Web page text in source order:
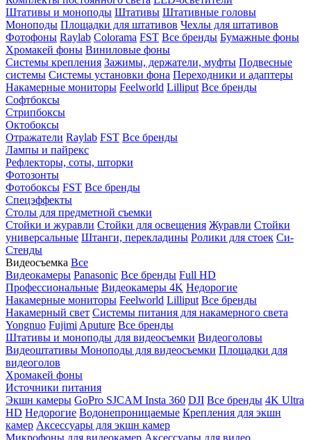
Штативы и моноподы Штативы Штативные головы
Моноподы Площадки для штативов Чехлы для штативов
Фотофоны Raylab Colorama FST Все бренды Бумажные фоны
Хромакей фоны Виниловые фоны
Системы крепления Зажимы, держатели, муфты Подвесные
системы Системы установки фона Переходники и адаптеры
Накамерные мониторы Feelworld Lilliput Все бренды
Софтбоксы
Стрипбоксы
Октобоксы
Отражатели Raylab FST Все бренды
Лампы и пайрекс
Рефлекторы, соты, шторки
Фотозонты
Фотобоксы FST Все бренды
Спецэффекты
Столы для предметной съемки
Стойки и журавли Стойки для освещения Журавли Стойки
универсальные Штанги, перекладины Ролики для стоек Си-
Стенды
Видеосъемка Все
Видеокамеры Panasonic Все бренды Full HD
Профессиональные Видеокамеры 4K Недорогие
Накамерные мониторы Feelworld Lilliput Все бренды
Накамерный свет Системы питания для накамерного света
Yongnuo Fujimi Aputure Все бренды
Штативы и моноподы для видеосъемки Видеоголовы
Видеоштативы Моноподы для видеосъемки Площадки для
видеоголов
Хромакей фоны
Источники питания
Экшн камеры GoPro SJCAM Insta 360 DJI Все бренды 4K Ultra
HD Недорогие Водонепроницаемые Крепления для экшн
камер Аксессуары для экшн камер
Микрофоны для видеокамер Аксессуары для видео